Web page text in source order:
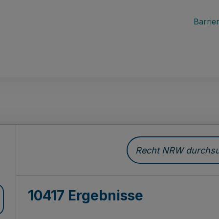
Recht NRW
10417 Ergebnisse